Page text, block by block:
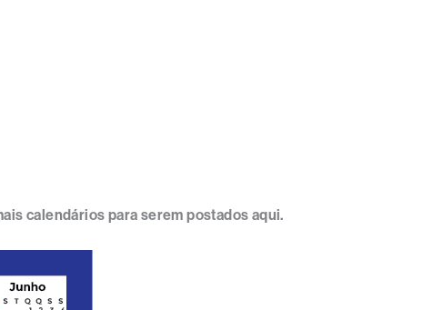
calendários para serem postados aqui.